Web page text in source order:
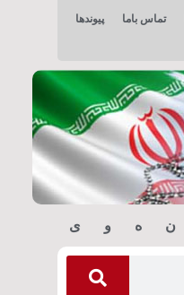
تماس باما پیوندها
ن ه و ی